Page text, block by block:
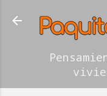
Ir al